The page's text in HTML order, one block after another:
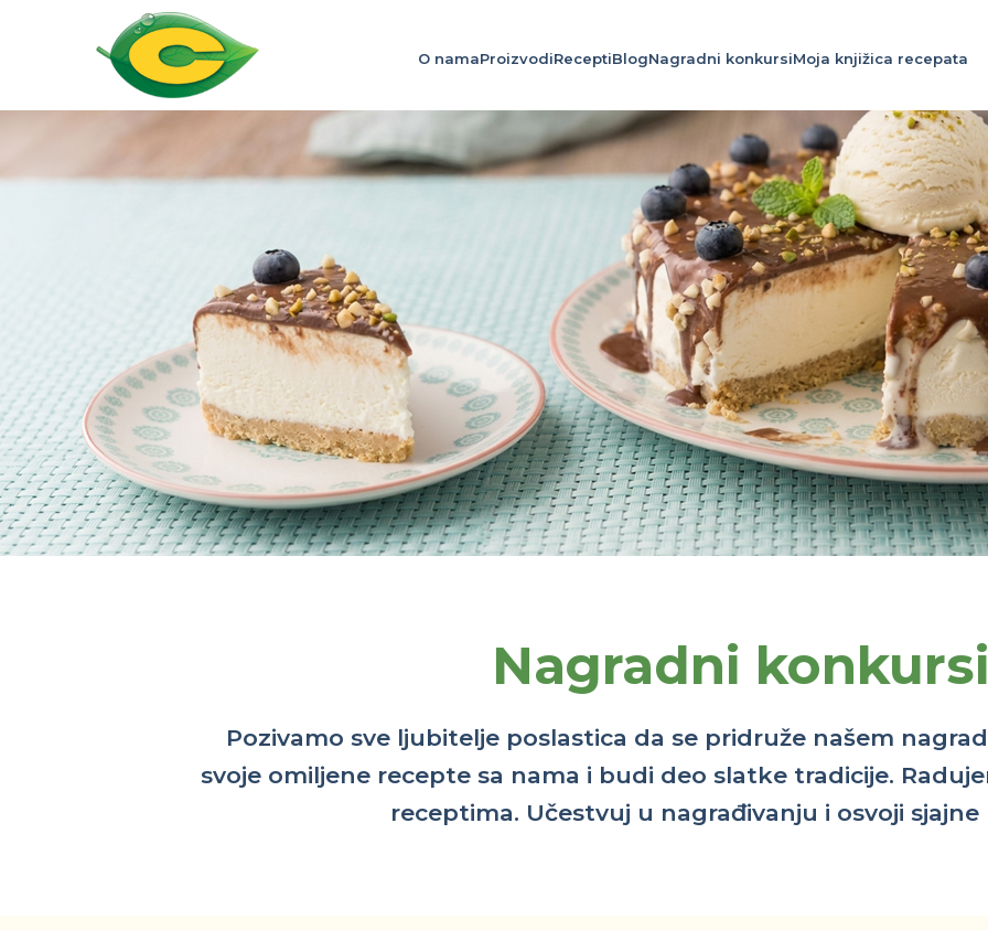
O namaProizvodiReceptiBlogNagradni konkursiMoja knjižica recepata
Nagradni
Pozivamo sve ljubitelje poslastica da se pridruže našem
svoje omiljene recepte sa nama i budi deo slatke tradicije.
receptima. Učestvuj u nagrađivanju i osvoji